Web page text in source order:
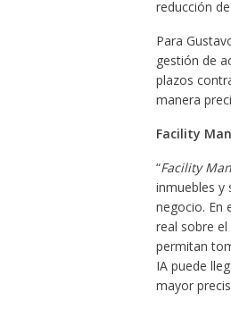
reducción
Para
gestión de
plazos
manera
Facility
“Facility
inmuebles y
negocio. En
real sobre
permitan
IA puede
mayor